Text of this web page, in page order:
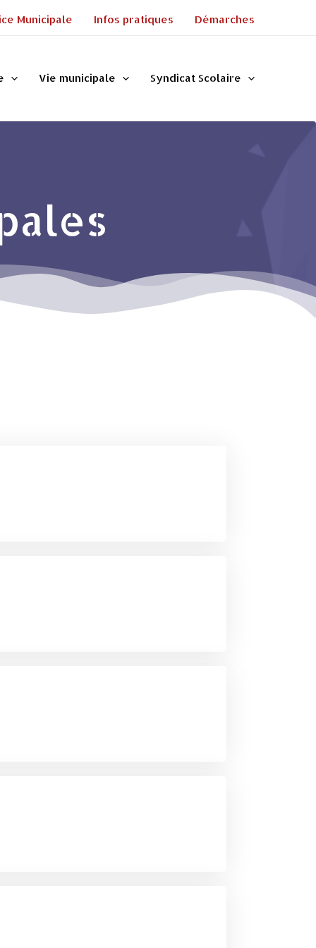
Municipale Infos pratiques Démarches
Vie municipale Syndicat Scolaire